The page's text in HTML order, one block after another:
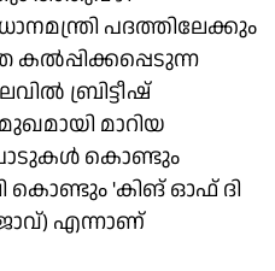
പദത്തിലേക്കും
ബ്രിട്ടീഷ്
മാറിയ
കൊണ്ടും
കൊണ്ടും 'കിങ് ഓഫ് ദി
എന്നാണ്